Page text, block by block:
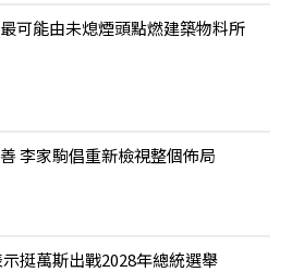
可能由未熄煙頭點燃建築物料所
李家駒倡重新檢視整個佈局
示挺萬斯出戰2028年總統選舉